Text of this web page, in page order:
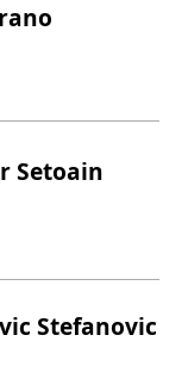
Setoain
Stefanovic